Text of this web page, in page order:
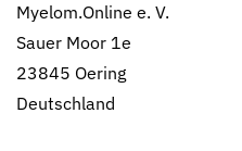
Myelom.Online e. V.
Sauer Moor 1e
23845 Oering
Deutschland